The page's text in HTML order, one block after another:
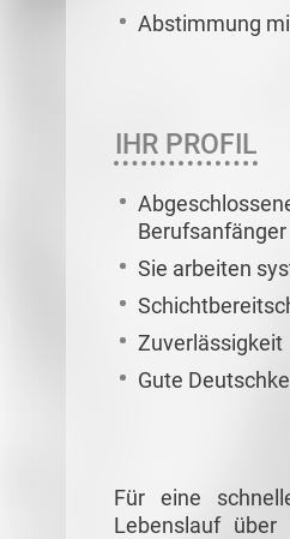
Abstimmung
IHR PROFIL
Berufsanfänger
Sie arbeiten
Zuverlässigkeit
Gute
Für eine
Lebenslauf